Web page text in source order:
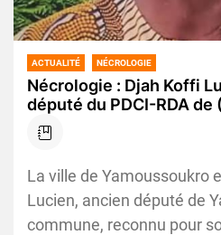
ACTUALITÉ NÉCROLOGIE
Nécrologie : Djah Koffi
député du PDCI-RDA de
est allé
La ville de Yamoussoukro
Lucien, ancien député de
commune, reconnu pour